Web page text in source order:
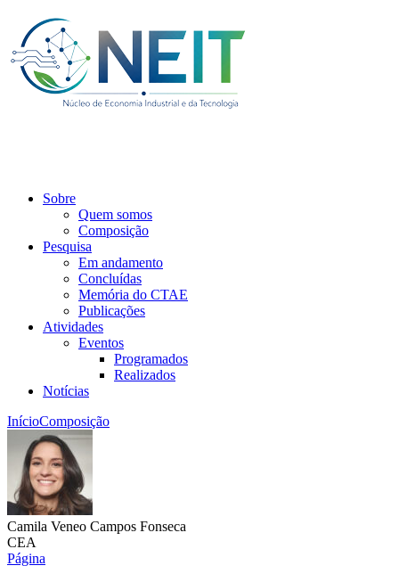
Sobre
Quem somos
Composição
Pesquisa
Em andamento
Concluídas
Memória do CTAE
Publicações
Atividades
Eventos
Programados
Realizados
Notícias
InícioComposição
Camila Veneo Campos Fonseca
CEA
Página